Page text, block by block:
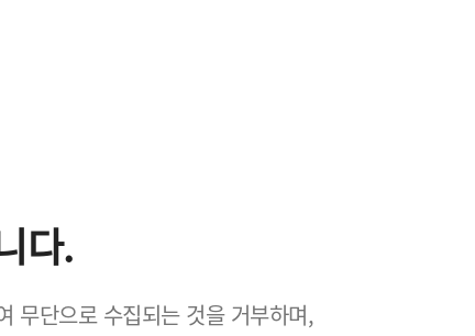
다.
무단으로 수집되는 것을 거부하며,